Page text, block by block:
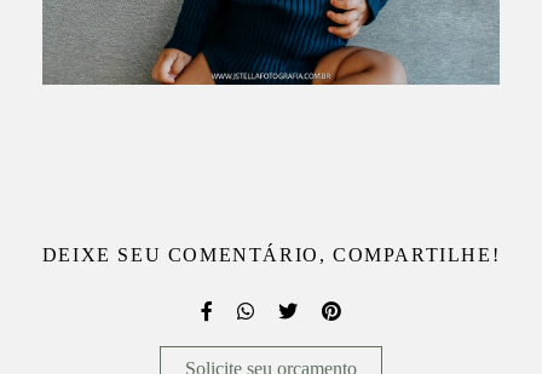
DEIXE SEU COMENTÁRIO, COMPARTILHE!
Solicite seu orçamento